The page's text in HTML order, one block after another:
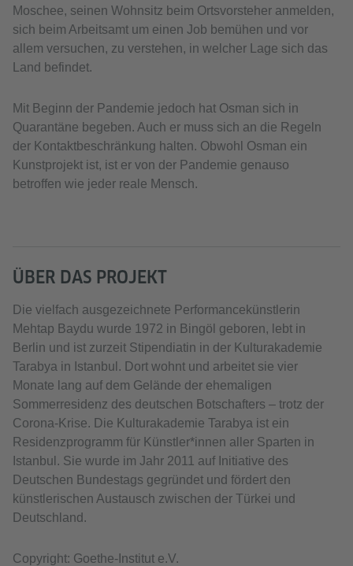
Moschee, seinen Wohnsitz beim Ortsvorsteher anmelden,
sich beim Arbeitsamt um einen Job bemühen und vor
allem versuchen, zu verstehen, in welcher Lage sich das
Land befindet.
Mit Beginn der Pandemie jedoch hat Osman sich in
Quarantäne begeben. Auch er muss sich an die Regeln
der Kontaktbeschränkung halten. Obwohl Osman ein
Kunstprojekt ist, ist er von der Pandemie genauso
betroffen wie jeder reale Mensch.
ÜBER DAS PROJEKT
Die vielfach ausgezeichnete Performancekünstlerin
Mehtap Baydu wurde 1972 in Bingöl geboren, lebt in
Berlin und ist zurzeit Stipendiatin in der Kulturakademie
Tarabya in Istanbul. Dort wohnt und arbeitet sie vier
Monate lang auf dem Gelände der ehemaligen
Sommerresidenz des deutschen Botschafters – trotz der
Corona-Krise. Die Kulturakademie Tarabya ist ein
Residenzprogramm für Künstler*innen aller Sparten in
Istanbul. Sie wurde im Jahr 2011 auf Initiative des
Deutschen Bundestags gegründet und fördert den
künstlerischen Austausch zwischen der Türkei und
Deutschland.
Copyright: Goethe-Institut e.V.